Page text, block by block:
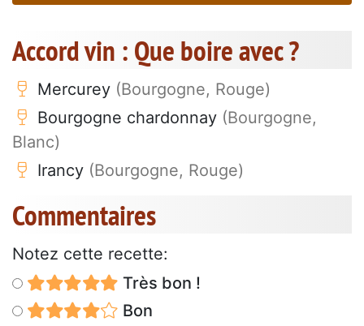
Accord vin : Que boire avec ?
Mercurey (Bourgogne, Rouge)
Bourgogne chardonnay (Bourgogne,
Blanc)
Irancy (Bourgogne, Rouge)
Commentaires
Notez cette recette:
Très bon !
Bon